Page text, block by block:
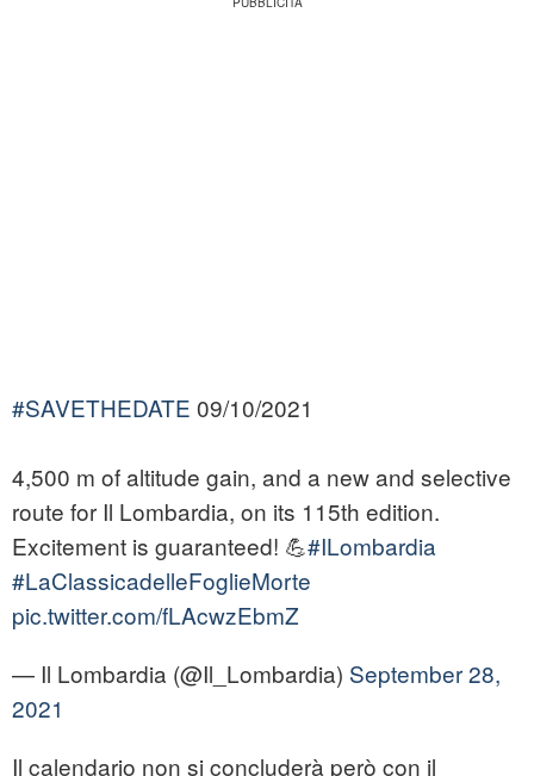
#SAVETHEDATE 09/10/2021
4,500 m of altitude gain, and a new and selective
route for Il Lombardia, on its 115th edition.
Excitement is guaranteed! 💪#ILombardia
#LaClassicadelleFoglieMorte
pic.twitter.com/fLAcwzEbmZ
— Il Lombardia (@Il_Lombardia) September 28,
2021
Il calendario non si concluderà però con il